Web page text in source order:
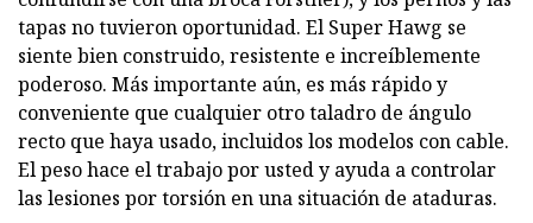
tapas no tuvieron oportunidad. El Super Hawg se
siente bien construido, resistente e increíblemente
poderoso. Más importante aún, es más rápido y
conveniente que cualquier otro taladro de ángulo
recto que haya usado, incluidos los modelos con cable.
El peso hace el trabajo por usted y ayuda a controlar
las lesiones por torsión en una situación de ataduras.